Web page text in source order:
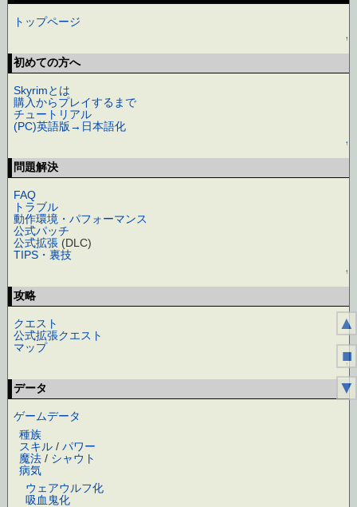
トップページ
↑
初めての方へ
Skyrimとは
購入からプレイするまで
チュートリアル
(PC)英語版→日本語化
↑
問題解決
FAQ
トラブル
動作環境・パフォーマンス
公式パッチ
公式拡張 (DLC)
TIPS・裏技
↑
攻略
クエスト
公式拡張クエスト
マップ
↑
データ
ゲームデータ
種族
スキル /パワー
魔法 / シャウト
病気
ウェアウルフ化
吸血鬼化
▲
■
▼